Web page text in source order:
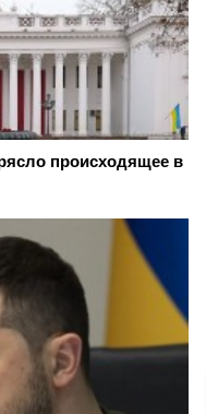
происходящее в